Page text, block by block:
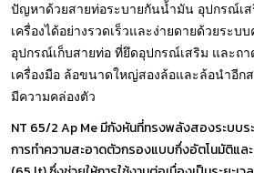
ปัญหาด้วยสายท่อระบายกันน้ำมัน อุปกรณ์เส
เครื่องได้อย่างรวดเร็วและง่ายดายด้วยระบ
อุปกรณ์เก็บสายท่อ ที่ยึดอุปกรณ์เสริม และถ
เครื่องมือ ล้อขนาดใหญ่สองล้อและล้อนำอีก
มีความคล่องตัว
NT 65/2 Ap Me มีกังหันที่ทรงพลังสองระบบ
การทำความสะอาดตัวกรองแบบกึ่งอัตโนมัติแล